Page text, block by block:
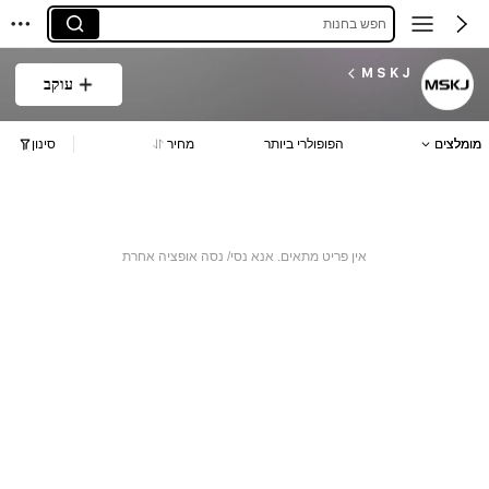
חפש בחנות
M S K J
עוקב
מומלצים הפופולרי ביותר מחיר סינון
אין פריט מתאים. אנא נסי/ נסה אופציה אחרת